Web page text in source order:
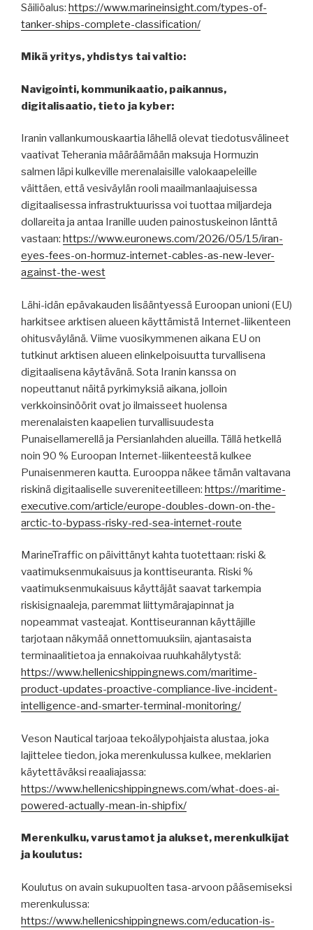
Säiliöalus: https://www.marineinsight.com/types-of-
tanker-ships-complete-classification/
Mikä yritys, yhdistys tai valtio:
Navigointi, kommunikaatio, paikannus,
digitalisaatio, tieto ja kyber:
Iranin vallankumouskaartia lähellä olevat tiedotusvälineet
vaativat Teherania määräämään maksuja Hormuzin
salmen läpi kulkeville merenalaisille valokaapeleille
väittäen, että vesiväylän rooli maailmanlaajuisessa
digitaalisessa infrastruktuurissa voi tuottaa miljardeja
dollareita ja antaa Iranille uuden painostuskeinon länttä
vastaan: https://www.euronews.com/2026/05/15/iran-
eyes-fees-on-hormuz-internet-cables-as-new-lever-
against-the-west
Lähi-idän epävakauden lisääntyessä Euroopan unioni (EU)
harkitsee arktisen alueen käyttämistä Internet-liikenteen
ohitusväylänä. Viime vuosikymmenen aikana EU on
tutkinut arktisen alueen elinkelpoisuutta turvallisena
digitaalisena käytävänä. Sota Iranin kanssa on
nopeuttanut näitä pyrkimyksiä aikana, jolloin
verkkoinsinöörit ovat jo ilmaisseet huolensa
merenalaisten kaapelien turvallisuudesta
Punaisellamerellä ja Persianlahden alueilla. Tällä hetkellä
noin 90 % Euroopan Internet-liikenteestä kulkee
Punaisenmeren kautta. Eurooppa näkee tämän valtavana
riskinä digitaaliselle suvereniteetilleen: https://maritime-
executive.com/article/europe-doubles-down-on-the-
arctic-to-bypass-risky-red-sea-internet-route
MarineTraffic on päivittänyt kahta tuotettaan: riski &
vaatimuksenmukaisuus ja konttiseuranta. Riski %
vaatimuksenmukaisuus käyttäjät saavat tarkempia
riskisignaaleja, paremmat liittymärajapinnat ja
nopeammat vasteajat. Konttiseurannan käyttäjille
tarjotaan näkymää onnettomuuksiin, ajantasaista
terminaalitietoa ja ennakoivaa ruuhkahälytystä:
https://www.hellenicshippingnews.com/maritime-
product-updates-proactive-compliance-live-incident-
intelligence-and-smarter-terminal-monitoring/
Veson Nautical tarjoaa tekoälypohjaista alustaa, joka
lajittelee tiedon, joka merenkulussa kulkee, meklarien
käytettäväksi reaaliajassa:
https://www.hellenicshippingnews.com/what-does-ai-
powered-actually-mean-in-shipfix/
Merenkulku, varustamot ja alukset, merenkulkijat
ja koulutus:
Koulutus on avain sukupuolten tasa-arvoon pääsemiseksi
merenkulussa:
https://www.hellenicshippingnews.com/education-is-